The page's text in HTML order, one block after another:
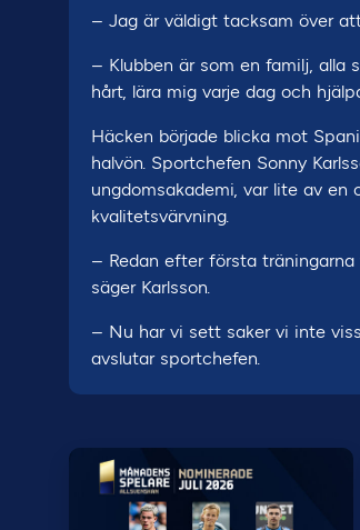
– Jag är väldigt tacksam över
– Klubben är som en familj, alla
hårt, lära mig varje dag och
Häcken började blicka mot
halvön. Sportchefen Sonny
ungdomsakademi, var lite av en
kvalitetsvärvning.
– Redan efter första
säger Karlsson.
– Nu har vi sett saker vi inte
avslutar sportchefen.